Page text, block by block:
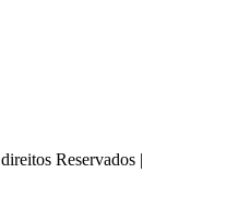
Reservados |